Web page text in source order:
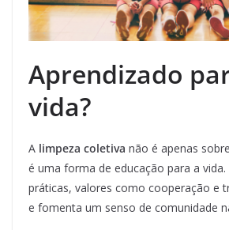
Aprendizado
vida?
A limpeza coletiva não é apenas
é uma forma de educação para a vida.
práticas, valores como cooperação e
e fomenta um senso de comunidade